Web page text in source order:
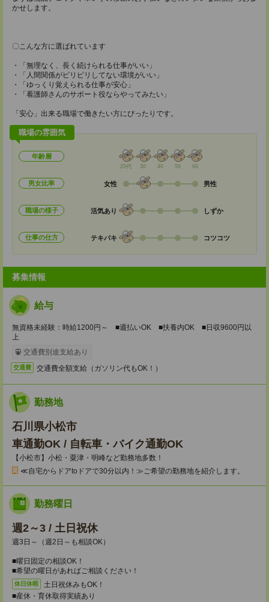
かせします。
〇こんな方に選ばれています
・「無理なく、長く続けられる仕事がいい」
・「人間関係がピリピリしてない環境がいい」
・「ゆっくり覚えられる仕事が安心」
・「看護師さんのサポート役ならやってみたい」
「安心」出来る職場で働きたい方にぴったりです。
職場の雰囲気
年齢層
20代 30 40 50 60
男女比率 女性 男性
職場の様子 活気あり しずか
仕事の仕方 テキパキ コツコツ
募集情報
給与
無資格未経験：時給1200円～ ■週払いOK ■扶養内OK ■日収9600円以
上
交通費別途支給あり
交通費 交通費全額支給（ガソリン代もOK！）
勤務地
石川県小松市
車通勤OK / 自転車・バイク通勤OK
【小松市】小松・粟津・明峰など勤務地多数！
≪自宅からドアtoドアで30分以内！≫ご希望の勤務地を紹介します。
勤務曜日
週2～3 / 土日祝休
週3日～（週2日～も相談OK）
■曜日固定の相談OK！
■希望の曜日があればご相談ください！
休日休暇
土日祝休みもOK！
■産休・育休取得実績あり